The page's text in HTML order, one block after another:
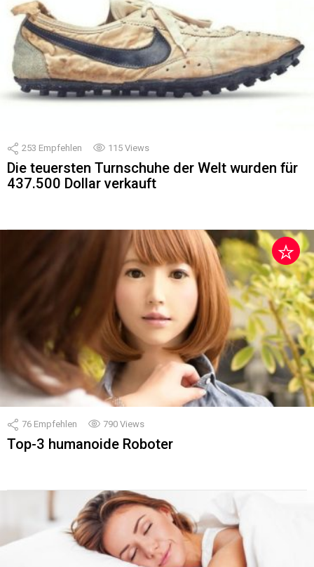
253 Empfehlen 115 Views
Die teuersten Turnschuhe der Welt wurden für
437.500 Dollar verkauft
76 Empfehlen 790 Views
Top-3 humanoide Roboter